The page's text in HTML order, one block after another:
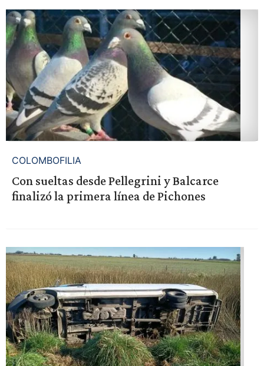
COLOMBOFILIA
Con sueltas desde Pellegrini y Balcarce
finalizó la primera línea de Pichones